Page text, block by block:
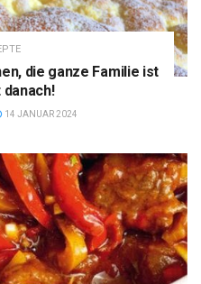
die ganze Familie ist
14 JANUAR 2024